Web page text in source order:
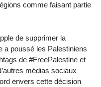
comme faisant partie
de supprimer la
a poussé les Palestiniens
de #FreePalestine et
médias sociaux
envers cette décision